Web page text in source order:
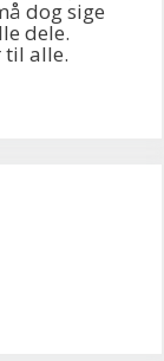
dog sige
dele.
til alle.